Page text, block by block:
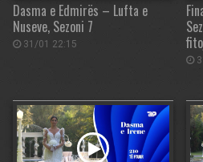
Dasma e Edmirës – Lufta e
Nuseve, Sezoni 7
31/01 22:15